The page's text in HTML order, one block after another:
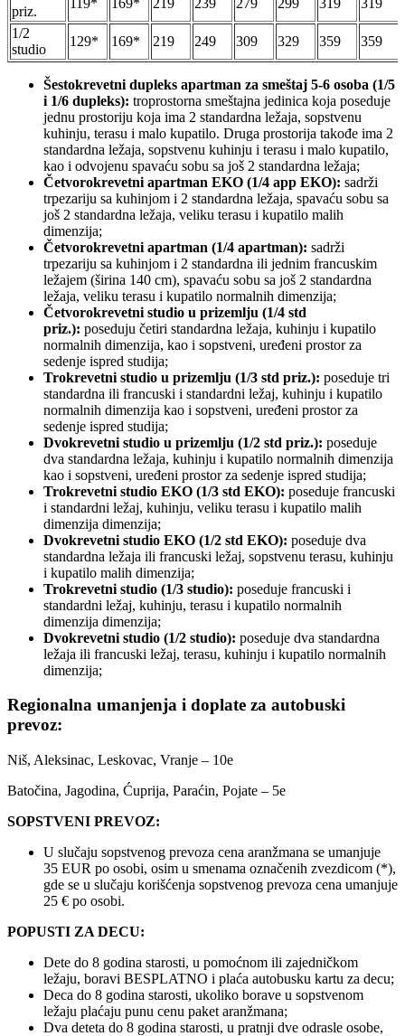
priz.
1/2
studio
129* 169* 219 249 309 329 359 359
Šestokrevetni dupleks apartman za smeštaj 5-6 osoba (1/5
i 1/6 dupleks): troprostorna smeštajna jedinica koja poseduje
jednu prostoriju koja ima 2 standardna ležaja, sopstvenu
kuhinju, terasu i malo kupatilo. Druga prostorija takođe ima 2
standardna ležaja, sopstvenu kuhinju i terasu i malo kupatilo,
kao i odvojenu spavaću sobu sa još 2 standardna ležaja;
Četvorokrevetni apartman EKO (1/4 app EKO): sadrži
trpezariju sa kuhinjom i 2 standardna ležaja, spavaću sobu sa
još 2 standardna ležaja, veliku terasu i kupatilo malih
dimenzija;
Četvorokrevetni apartman (1/4 apartman): sadrži
trpezariju sa kuhinjom i 2 standardna ili jednim francuskim
ležajem (širina 140 cm), spavaću sobu sa još 2 standardna
ležaja, veliku terasu i kupatilo normalnih dimenzija;
Četvorokrevetni studio u prizemlju (1/4 std
priz.): poseduju četiri standardna ležaja, kuhinju i kupatilo
normalnih dimenzija, kao i sopstveni, uređeni prostor za
sedenje ispred studija;
Trokrevetni studio u prizemlju (1/3 std priz.): poseduje tri
standardna ili francuski i standardni ležaj, kuhinju i kupatilo
normalnih dimenzija kao i sopstveni, uređeni prostor za
sedenje ispred studija;
Dvokrevetni studio u prizemlju (1/2 std priz.): poseduje
dva standardna ležaja, kuhinju i kupatilo normalnih dimenzija
kao i sopstveni, uređeni prostor za sedenje ispred studija;
Trokrevetni studio EKO (1/3 std EKO): poseduje francuski
i standardni ležaj, kuhinju, veliku terasu i kupatilo malih
dimenzija dimenzija;
Dvokrevetni studio EKO (1/2 std EKO): poseduje dva
standardna ležaja ili francuski ležaj, sopstvenu terasu, kuhinju
i kupatilo malih dimenzija;
Trokrevetni studio (1/3 studio): poseduje francuski i
standardni ležaj, kuhinju, terasu i kupatilo normalnih
dimenzija dimenzija;
Dvokrevetni studio (1/2 studio): poseduje dva standardna
ležaja ili francuski ležaj, terasu, kuhinju i kupatilo normalnih
dimenzija;
Regionalna umanjenja i doplate za autobuski
prevoz:
Niš, Aleksinac, Leskovac, Vranje – 10e
Batočina, Jagodina, Ćuprija, Paraćin, Pojate – 5e
SOPSTVENI PREVOZ:
U slučaju sopstvenog prevoza cena aranžmana se umanjuje
35 EUR po osobi, osim u smenama označenih zvezdicom (*),
gde se u slučaju korišćenja sopstvenog prevoza cena umanjuje
25 € po osobi.
POPUSTI ZA DECU:
Dete do 8 godina starosti, u pomoćnom ili zajedničkom
ležaju, boravi BESPLATNO i plaća autobusku kartu za decu;
Deca do 8 godina starosti, ukoliko borave u sopstvenom
ležaju plaćaju punu cenu paket aranžmana;
Dva deteta do 8 godina starosti, u pratnji dve odrasle osobe,